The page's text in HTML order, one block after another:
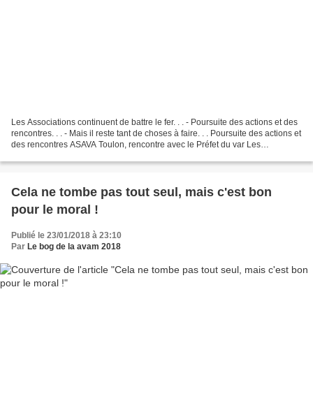
Les Associations continuent de battre le fer. . . - Poursuite des actions et des
rencontres. . . - Mais il reste tant de choses à faire. . . Poursuite des actions et
des rencontres ASAVA Toulon, rencontre avec le Préfet du var Les
Cela ne tombe pas tout seul, mais c'est bon
pour le moral !
Publié le 23/01/2018 à 23:10
Par Le bog de la avam 2018